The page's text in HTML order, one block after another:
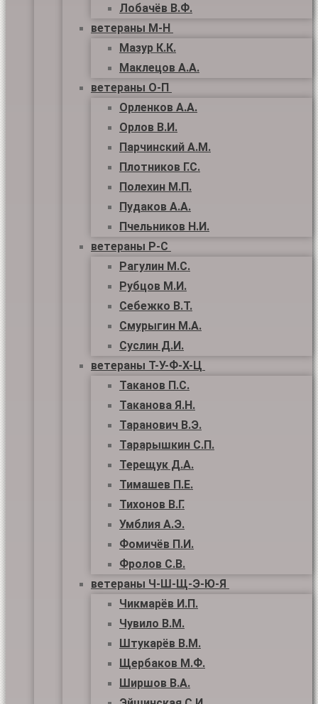
Лобачёв В.Ф.
ветераны М-Н
Мазур К.К.
Маклецов А.А.
ветераны О-П
Орленков А.А.
Орлов В.И.
Парчинский А.М.
Плотников Г.С.
Полехин М.П.
Пудаков А.А.
Пчельников Н.И.
ветераны Р-С
Рагулин М.С.
Рубцов М.И.
Себежко В.Т.
Смурыгин М.А.
Суслин Д.И.
ветераны Т-У-Ф-Х-Ц
Таканов П.С.
Таканова Я.Н.
Таранович В.Э.
Тарарышкин С.П.
Терещук Д.А.
Тимашев П.Е.
Тихонов В.Г.
Умблия А.Э.
Фомичёв П.И.
Фролов С.В.
ветераны Ч-Ш-Щ-Э-Ю-Я
Чикмарёв И.П.
Чувило В.М.
Штукарёв В.М.
Щербаков М.Ф.
Ширшов В.А.